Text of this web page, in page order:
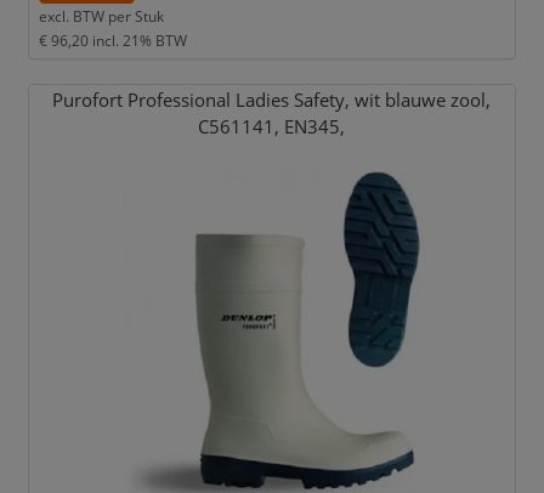
excl. BTW per Stuk
€ 96,20 incl. 21% BTW
Purofort Professional Ladies Safety, wit blauwe zool,
C561141, EN345,